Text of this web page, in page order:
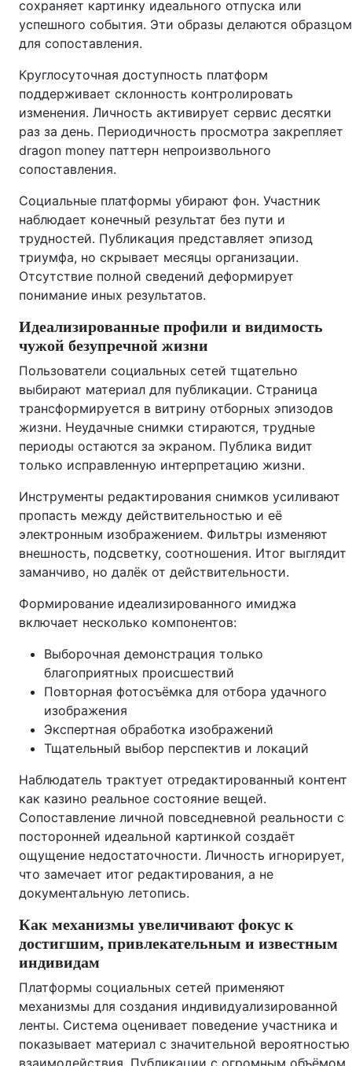
сохраняет картинку идеального отпуска или
успешного события. Эти образы делаются образцом
для сопоставления.
Круглосуточная доступность платформ
поддерживает склонность контролировать
изменения. Личность активирует сервис десятки
раз за день. Периодичность просмотра закрепляет
dragon money паттерн непроизвольного
сопоставления.
Социальные платформы убирают фон. Участник
наблюдает конечный результат без пути и
трудностей. Публикация представляет эпизод
триумфа, но скрывает месяцы организации.
Отсутствие полной сведений деформирует
понимание иных результатов.
Идеализированные профили и видимость
чужой безупречной жизни
Пользователи социальных сетей тщательно
выбирают материал для публикации. Страница
трансформируется в витрину отборных эпизодов
жизни. Неудачные снимки стираются, трудные
периоды остаются за экраном. Публика видит
только исправленную интерпретацию жизни.
Инструменты редактирования снимков усиливают
пропасть между действительностью и её
электронным изображением. Фильтры изменяют
внешность, подсветку, соотношения. Итог выглядит
заманчиво, но далёк от действительности.
Формирование идеализированного имиджа
включает несколько компонентов:
Выборочная демонстрация только
благоприятных происшествий
Повторная фотосъёмка для отбора удачного
изображения
Экспертная обработка изображений
Тщательный выбор перспектив и локаций
Наблюдатель трактует отредактированный контент
как казино реальное состояние вещей.
Сопоставление личной повседневной реальности с
посторонней идеальной картинкой создаёт
ощущение недостаточности. Личность игнорирует,
что замечает итог редактирования, а не
документальную летопись.
Как механизмы увеличивают фокус к
достигшим, привлекательным и известным
индивидам
Платформы социальных сетей применяют
механизмы для создания индивидуализированной
ленты. Система оценивает поведение участника и
показывает материал с значительной вероятностью
взаимодействия. Публикации с огромным объёмом